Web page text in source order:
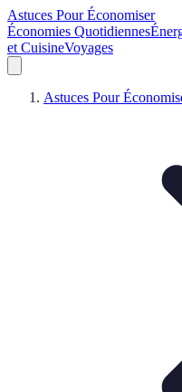
Astuces Pour Économiser
Économies Quotidiennes
et CuisineVoyages
Astuces Pour